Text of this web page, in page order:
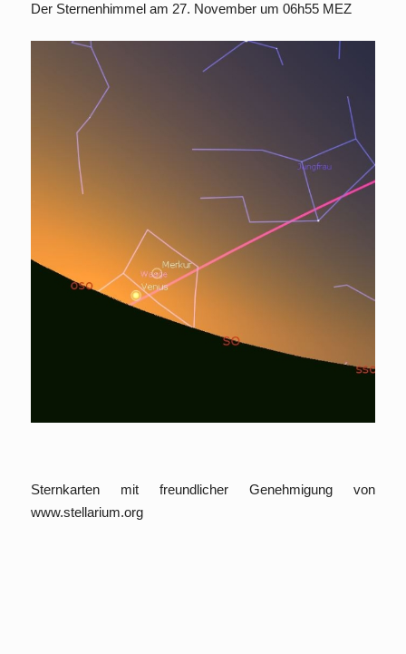
Der Sternenhimmel am 27. November um 06h55 MEZ
Sternkarten mit freundlicher Genehmigung von
www.stellarium.org